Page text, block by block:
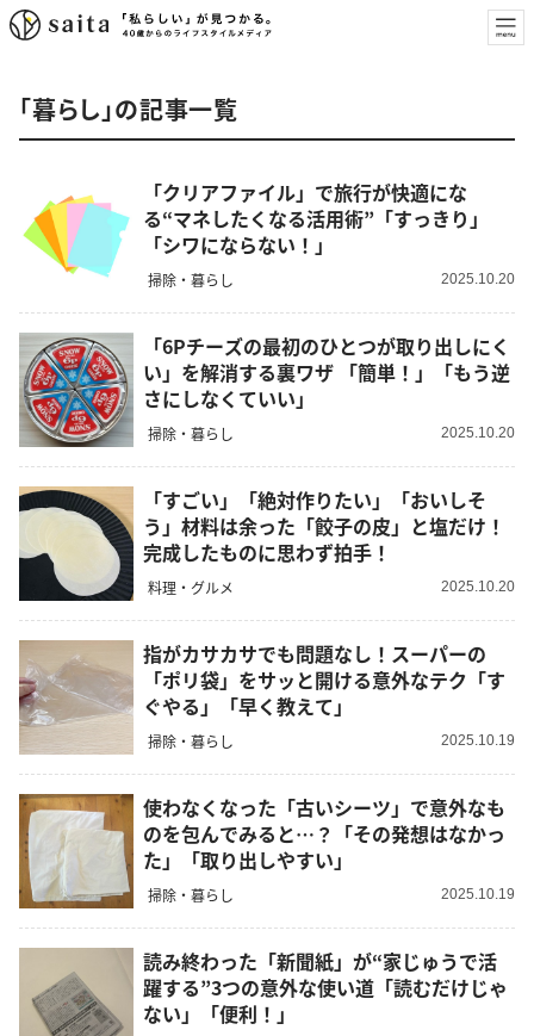
「暮らし」の記事一覧
「クリアファイル」で旅行が快適にな
る“マネしたくなる活用術”「すっきり」
「シワにならない！」
掃除・暮らし 2025.10.20
「6Pチーズの最初のひとつが取り出しにく
い」を解消する裏ワザ 「簡単！」「もう逆
さにしなくていい」
掃除・暮らし 2025.10.20
「すごい」「絶対作りたい」「おいしそ
う」材料は余った「餃子の皮」と塩だけ！
完成したものに思わず拍手！
料理・グルメ 2025.10.20
指がカサカサでも問題なし！スーパーの
「ポリ袋」をサッと開ける意外なテク「す
ぐやる」「早く教えて」
掃除・暮らし 2025.10.19
使わなくなった「古いシーツ」で意外なも
のを包んでみると…？「その発想はなかっ
た」「取り出しやすい」
掃除・暮らし 2025.10.19
読み終わった「新聞紙」が“家じゅうで活
躍する”3つの意外な使い道「読むだけじゃ
ない」「便利！」